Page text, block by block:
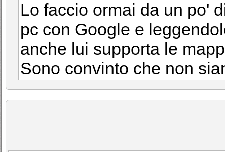
Lo faccio ormai da un po'
pc con Google e
anche lui supporta le
Sono convinto che non